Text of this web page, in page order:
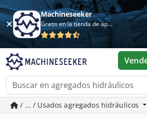
Machineseeker
Gratis en la tienda de aplicaciones
/ ... / Usados agregados hidráulicos